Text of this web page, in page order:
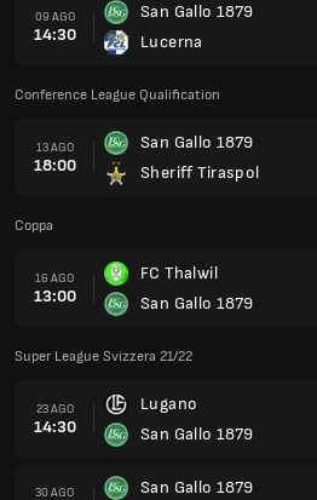
09 AGO
14:30
San Gallo 1879
Lucerna
Conference League Qualification
13 AGO
18:00
San Gallo 1879
Sheriff Tiraspol
Coppa
16 AGO
13:00
FC Thalwil
San Gallo 1879
Super League Svizzera 21/22
23 AGO
14:30
Lugano
San Gallo 1879
30 AGO
San Gallo 1879